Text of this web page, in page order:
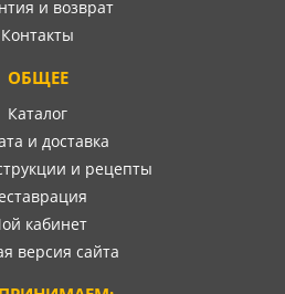
и возврат
Контакты
ОБЩЕЕ
Каталог
и доставка
и рецепты
кабинет
версия сайта